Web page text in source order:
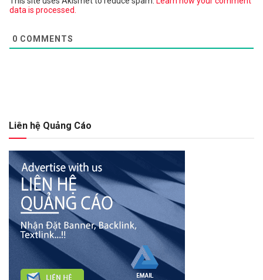
data is processed.
0 COMMENTS
Liên hệ Quảng Cáo